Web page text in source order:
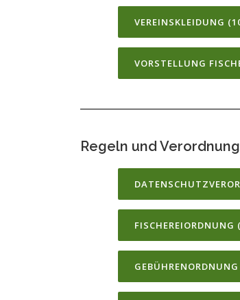
VEREINSKLEIDUNG
VORSTELLUNG
Regeln und